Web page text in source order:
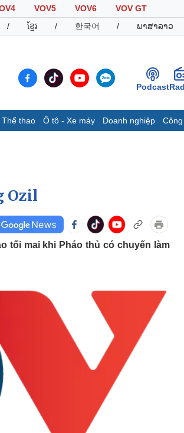
VOV5 VOV6
VOV GT
/ ខ្មែរ / 한국어 / ພາສາລາວ
Podcast
Thể thao Ô tô - Xe máy Doanh nghiệp
Infographic
Ô tô - Xe máy
Doanh
Thông
Doanh
Vì cộng
Du lịch
Ozil
tối mai khi Pháo thủ có chuyến làm